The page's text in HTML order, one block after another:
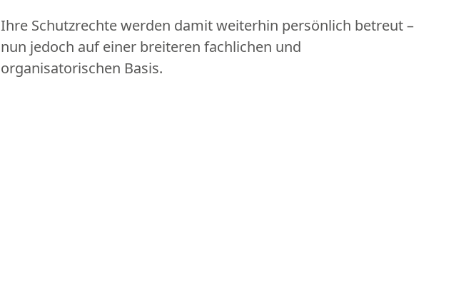
Ihre Schutzrechte werden damit weiterhin persönlich betreut –
nun jedoch auf einer breiteren fachlichen und
organisatorischen Basis.